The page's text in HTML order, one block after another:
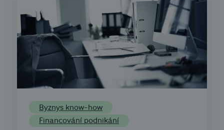
Byznys know-how
Financování podnikání